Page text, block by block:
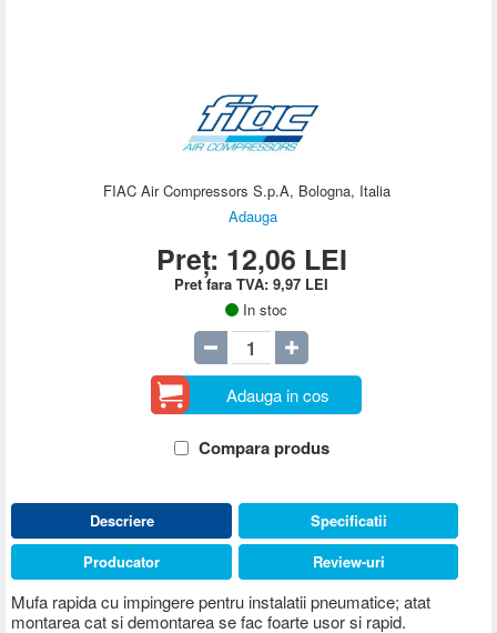
FIAC Air Compressors S.p.A, Bologna, Italia
Adauga
Preț: 12,06 LEI
Pret fara TVA:9,97 LEI
In stoc
Adauga in cos
Compara produs
Descriere
Mufa rapida cu impingere pentru instalatii pneumatice; atat
montarea cat si demontarea se fac foarte usor si rapid.
Specificatii
Producator
Review-uri